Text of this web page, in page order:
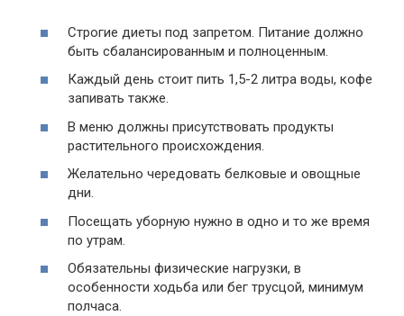
Строгие диеты под запретом. Питание должно
быть сбалансированным и полноценным.
Каждый день стоит пить 1,5-2 литра воды, кофе
запивать также.
В меню должны присутствовать продукты
растительного происхождения.
Желательно чередовать белковые и овощные
дни.
Посещать уборную нужно в одно и то же время
по утрам.
Обязательны физические нагрузки, в
особенности ходьба или бег трусцой, минимум
полчаса.